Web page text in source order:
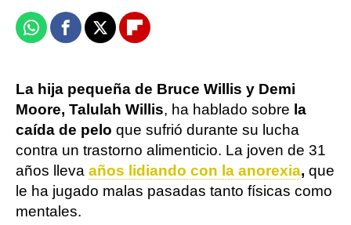
WhatsappFacebook
X Flipboard
La hija pequeña de Bruce Willis y Demi
Moore, Talulah Willis, ha hablado sobre la
caída de pelo que sufrió durante su lucha
contra un trastorno alimenticio. La joven de 31
años lleva años lidiando con la anorexia, que
le ha jugado malas pasadas tanto físicas como
mentales.